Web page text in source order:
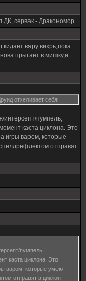
сервак - Дракономор
вару вихрь,пока
прыгает в мишку,и
отхеливает себя
интерсепт/пумпель,
каста циклона. Это
игры варом, которые
отправят
пумпель,
каста циклона. Это
варом, которые умеют
отправят в циклон